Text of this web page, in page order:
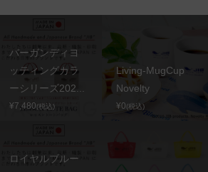
バーガンディヨ
ッティングカラ
ーシリーズ202...
¥7,480(税込)
Living-MugCup
Novelty
¥0(税込)
ロイヤルブルー